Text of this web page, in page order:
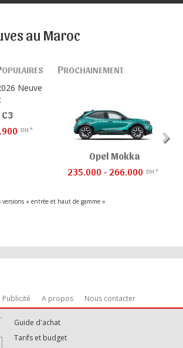
au Maroc
OPULAIRES PROCHAINEMENT
C3
DH *
Opel Mokka
235.000 - 266.000 DH *
versions « entrée et haut de gamme »
Publicité A propos Nous contacter
Guide d'achat
Tarifs et budget